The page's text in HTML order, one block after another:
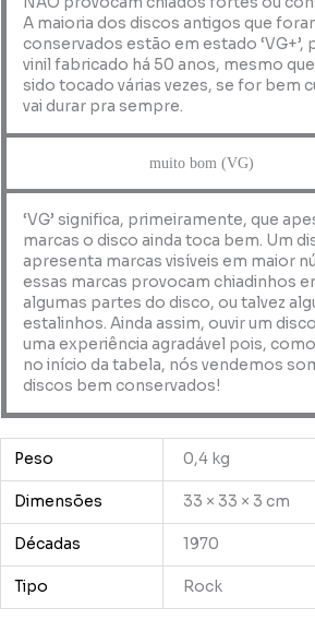
A maioria dos discos antigos que
conservados estão em estado ‘VG+’,
vinil fabricado há 50 anos, mesmo
sido tocado várias vezes, se for bem
vai durar pra sempre.
muito bom (VG)
‘VG’ significa, primeiramente, que
marcas o disco ainda toca bem. Um
apresenta marcas visíveis em maior
essas marcas provocam chiadinhos
algumas partes do disco, ou talvez
estalinhos. Ainda assim, ouvir um disco
uma experiência agradável pois,
no início da tabela, nós vendemos
discos bem conservados!
Peso 0,4 kg
Dimensões 33 × 33 × 3 cm
Décadas 1970
Tipo Rock